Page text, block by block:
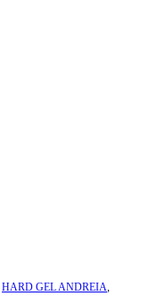
HARD GEL ANDREIA,